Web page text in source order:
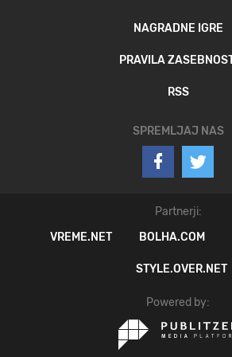
NAGRADNE IGRE
PRAVILA
RSS
SPREMLJAJ NAS
Partnerji:
VREME.NET
BOLHA.COM
STYLE.OVER.NET
Powered by: